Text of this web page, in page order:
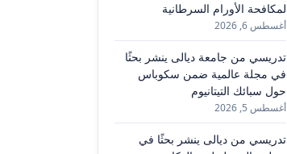
لمكافحة الأورام السرطانية
أغسطس 6, 2026
تدريسي من جامعة ديالى ينشر بحثًا
في مجلة عالمية ضمن سكوباس
حول سبائك التيتانيوم
أغسطس 5, 2026
تدريسي من ديالى ينشر بحثًا في